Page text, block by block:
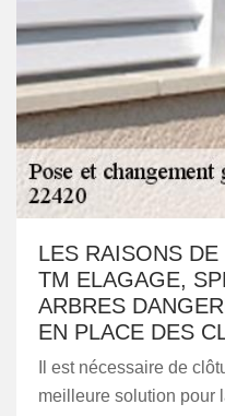
LES RAISONS
TM ELAGAGE,
ARBRES
EN PLACE DES
Il est nécessaire de
meilleure solution pour